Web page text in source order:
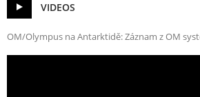
VIDEOS
OM/Olympus na Antarktidě: Záznam z OM